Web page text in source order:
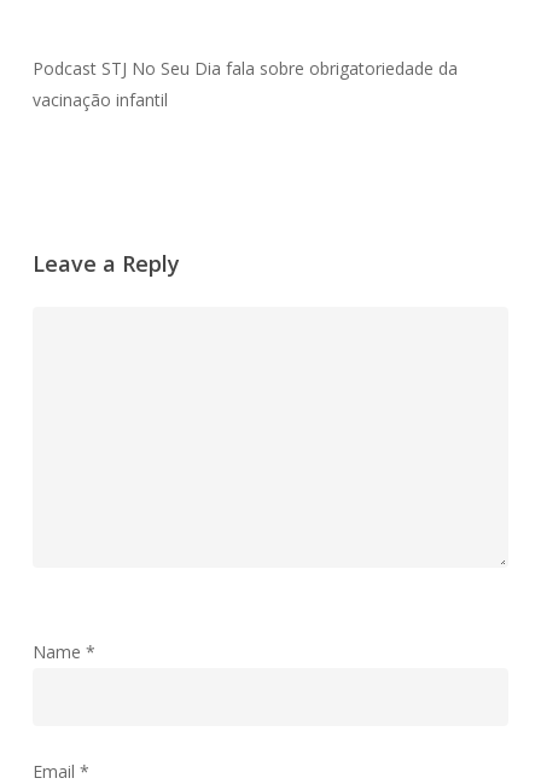
Podcast STJ No Seu Dia fala sobre obrigatoriedade da
vacinação infantil
Leave a Reply
Name *
Email *